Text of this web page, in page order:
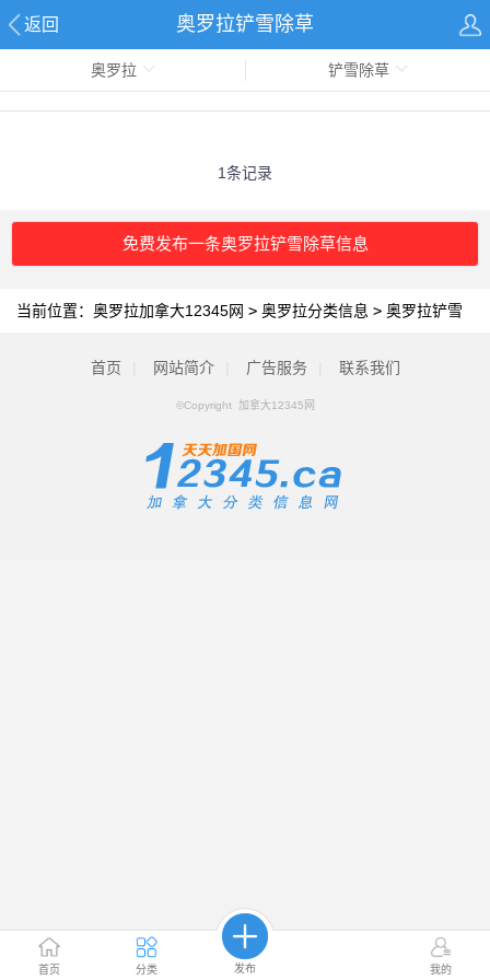
返回 奥罗拉铲雪除草
首页 分类 发布 我的
奥罗拉 铲雪除草
1条记录
免费发布一条奥罗拉铲雪除草信息
当前位置： 奥罗拉加拿大12345网 > 奥罗拉分类信息 > 奥罗拉铲雪
首页 网站简介 广告服务 联系我们
©Copyright 加拿大12345网